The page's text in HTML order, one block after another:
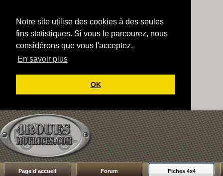
Notre site utilise des cookies à des seules
fins statistiques. Si vous le parcourez, nous
considérons que vous l'acceptez.
En savoir plus
OK
Page d'accueil Forum Fiches 4x4